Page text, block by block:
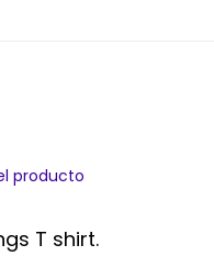
T shirt.